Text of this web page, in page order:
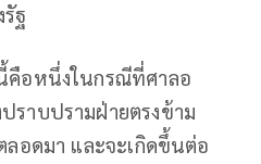
ฐ
คือหนึ่งในกรณีที่ศาลอ
ราบปรามฝ่ายตรงข้าม
ลอดมา และจะเกิดขึ้นต่อ